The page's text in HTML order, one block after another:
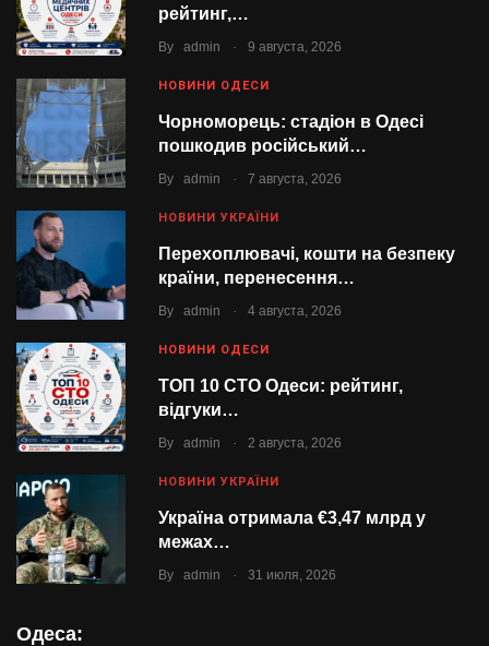
рейтинг,…
By admin . 9 августа, 2026
НОВИНИ ОДЕСИ
Чорноморець: стадіон в Одесі
пошкодив російський…
By admin . 7 августа, 2026
НОВИНИ УКРАЇНИ
Перехоплювачі, кошти на безпеку
країни, перенесення…
By admin . 4 августа, 2026
НОВИНИ ОДЕСИ
ТОП 10 СТО Одеси: рейтинг,
відгуки…
By admin . 2 августа, 2026
НОВИНИ УКРАЇНИ
Україна отримала €3,47 млрд у
межах…
By admin . 31 июля, 2026
Одеса: